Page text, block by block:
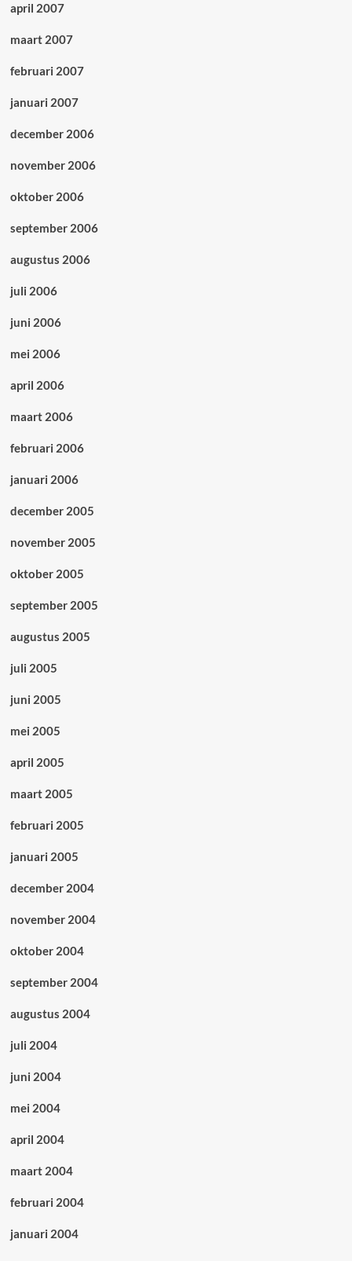
april 2007
maart 2007
februari 2007
januari 2007
december 2006
november 2006
oktober 2006
september 2006
augustus 2006
juli 2006
juni 2006
mei 2006
april 2006
maart 2006
februari 2006
januari 2006
december 2005
november 2005
oktober 2005
september 2005
augustus 2005
juli 2005
juni 2005
mei 2005
april 2005
maart 2005
februari 2005
januari 2005
december 2004
november 2004
oktober 2004
september 2004
augustus 2004
juli 2004
juni 2004
mei 2004
april 2004
maart 2004
februari 2004
januari 2004